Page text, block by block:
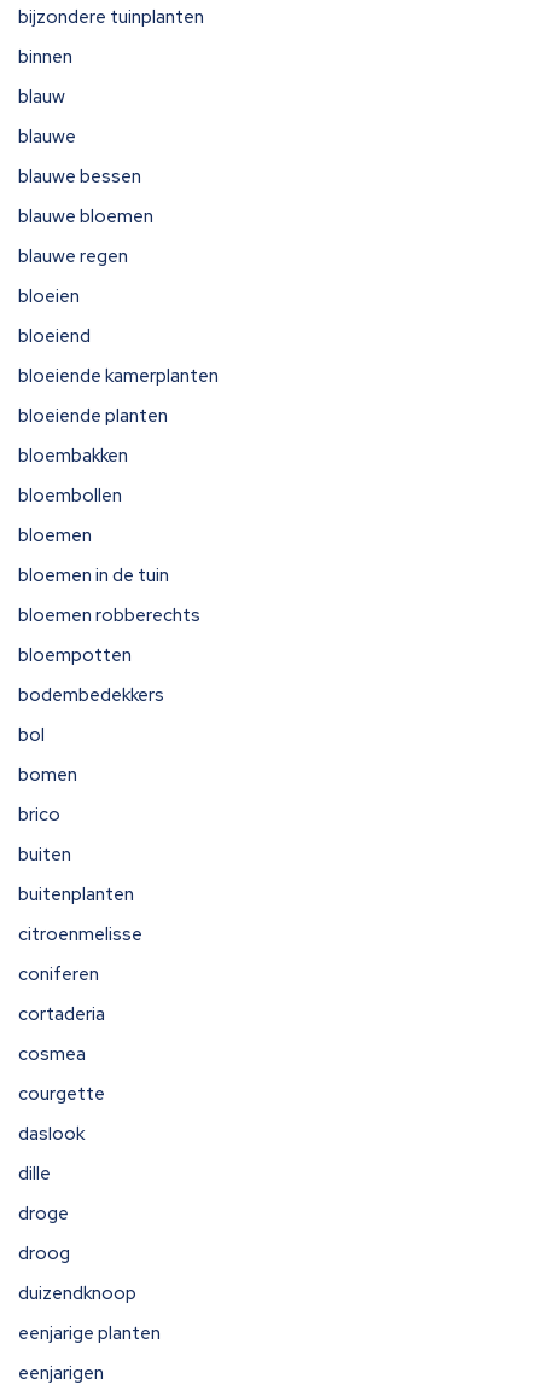
bijzondere tuinplanten
binnen
blauw
blauwe
blauwe bessen
blauwe bloemen
blauwe regen
bloeien
bloeiend
bloeiende kamerplanten
bloeiende planten
bloembakken
bloembollen
bloemen
bloemen in de tuin
bloemen robberechts
bloempotten
bodembedekkers
bol
bomen
brico
buiten
buitenplanten
citroenmelisse
coniferen
cortaderia
cosmea
courgette
daslook
dille
droge
droog
duizendknoop
eenjarige planten
eenjarigen